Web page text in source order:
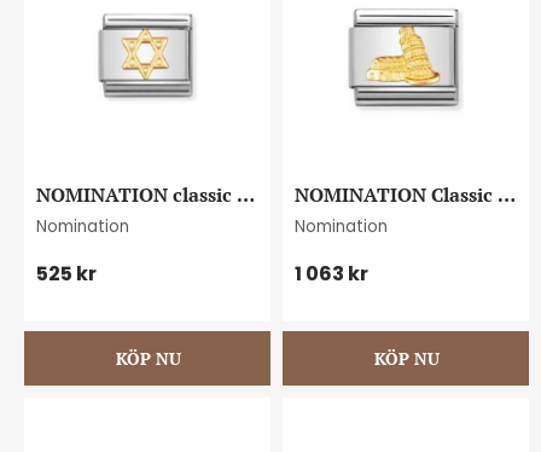
NOMINATION classic
Star Of David
Nomination
525 kr
NOMINATION Classic
Tower Of Pisa
Nomination
1 063 kr